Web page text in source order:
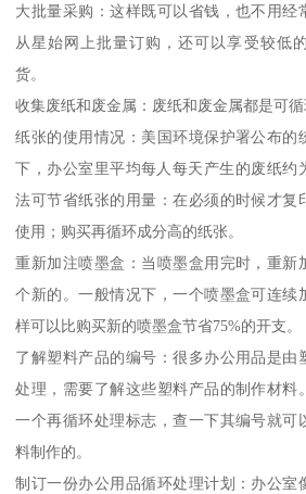
大批量采购：这样既可以省钱，也不用经
从星始网上批量订购，还可以享受较低
货。
收集废纸和废金属：废纸和废金属都是可循
纸张的使用情况：美国环境保护署公布的
下，办公室里平均每人每天产生的废纸约
法可节省纸张的用量：在必须的时候才复
使用；购买再循环成分高的纸张。
重新加注喷墨盒：当喷墨盒用完时，重新
个新的。一般情况下，一个喷墨盒可连续
样可以比购买新的喷墨盒节省75%的开支。
了解塑料产品的编号：很多办公用品是由
处理，需要了解这些塑料产品的制作材料
一个再循环处理标志，查一下其编号就可
料制作的。
制订一份办公用品循环处理计划：办公室